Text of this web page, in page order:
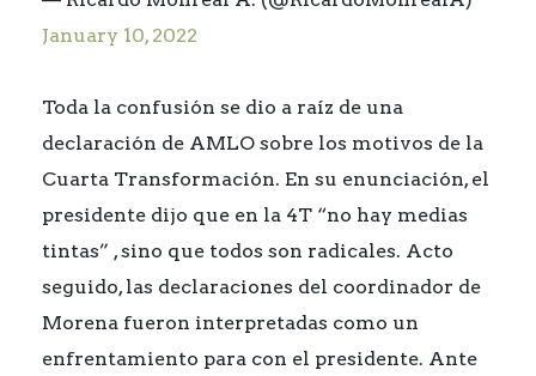
January 10, 2022
Toda la confusión se dio a raíz de una
declaración de AMLO sobre los motivos de la
Cuarta Transformación. En su enunciación, el
presidente dijo que en la 4T “no hay medias
tintas” , sino que todos son radicales. Acto
seguido, las declaraciones del coordinador de
Morena fueron interpretadas como un
enfrentamiento para con el presidente. Ante